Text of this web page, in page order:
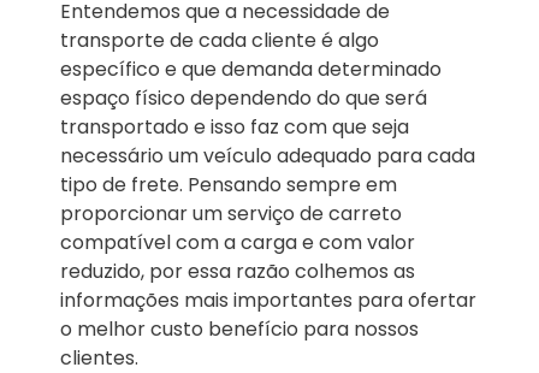
Entendemos que a necessidade de
transporte de cada cliente é algo
específico e que demanda determinado
espaço físico dependendo do que será
transportado e isso faz com que seja
necessário um veículo adequado para cada
tipo de frete. Pensando sempre em
proporcionar um serviço de carreto
compatível com a carga e com valor
reduzido, por essa razão colhemos as
informações mais importantes para ofertar
o melhor custo benefício para nossos
clientes.